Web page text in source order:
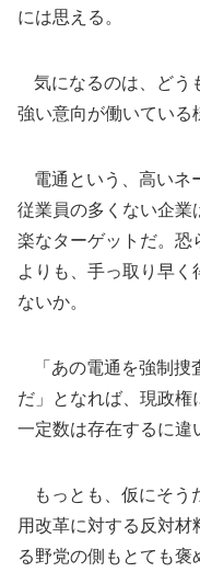
には思える。
気になるのは、どう
強い意向が働いている
電通という、高いネ
従業員の多くない企業
楽なターゲットだ。恐
よりも、手っ取り早
ないか。
「あの電通を強制捜
だ」となれば、現政
一定数は存在するに違
もっとも、仮にそう
用改革に対する反対
る野党の側もとても褒